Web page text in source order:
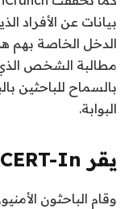
بيانات عن الأفراد
الدخل الخاصة بهم
مطالبة الشخص الذي
بالسماح للباحثين
البوابة.
يقر CERT-In بوجود ثغرة أمنية
وقام الباحثون